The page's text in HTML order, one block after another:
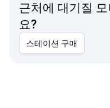
근처에 대기질
요?
스테이션 구매